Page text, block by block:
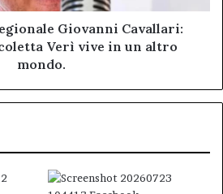
Giovanni Cavallari:
Verì vive in un altro
mondo.